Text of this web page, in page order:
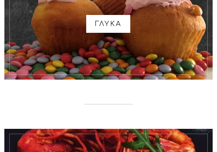
ΓΛΥΚΑ